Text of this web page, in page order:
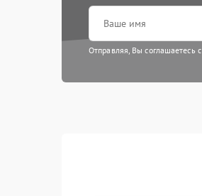
Отправляя, Вы соглашаетесь с